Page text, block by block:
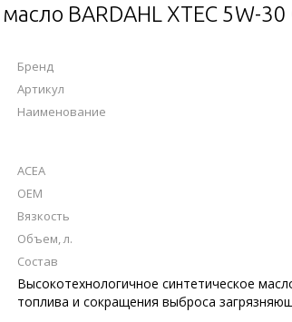
BARDAHL XTEC 5W-
Бренд
Артикул
Наименование
ACEA
OEM
Вязкость
Объем, л.
Состав
Высокотехнологичное синтетическое
топлива и сокращения выброса